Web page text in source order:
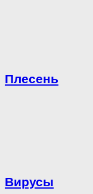
Плесень
Вирусы